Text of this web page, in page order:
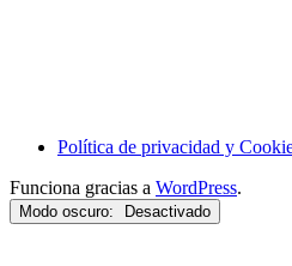
Política de privacidad y
Funciona gracias a WordPress.
Modo oscuro: